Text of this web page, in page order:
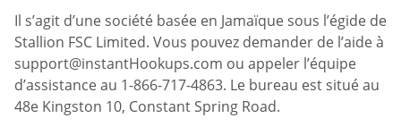
Il s’agit d’une société basée en Jamaïque sous l’égide de
Stallion FSC Limited. Vous pouvez demander de l’aide à
support@instantHookups.com ou appeler l’équipe
d’assistance au 1-866-717-4863. Le bureau est situé au
48e Kingston 10, Constant Spring Road.